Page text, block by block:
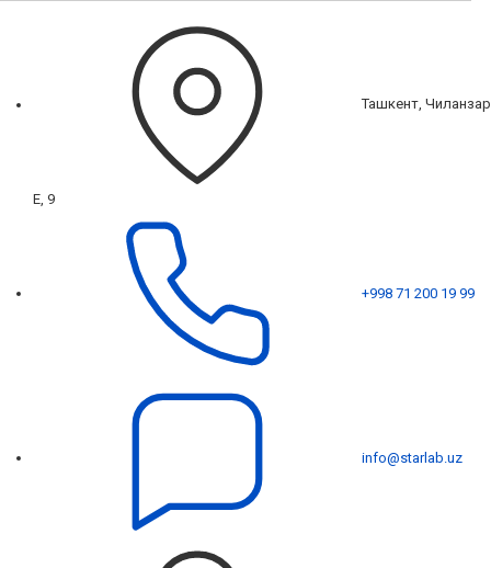
Ташкент, Чиланзар
Е, 9
+998 71 200 19 99
info@starlab.uz